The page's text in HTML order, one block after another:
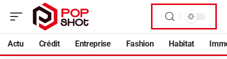
Actu Crédit Entreprise Fashion Habitat